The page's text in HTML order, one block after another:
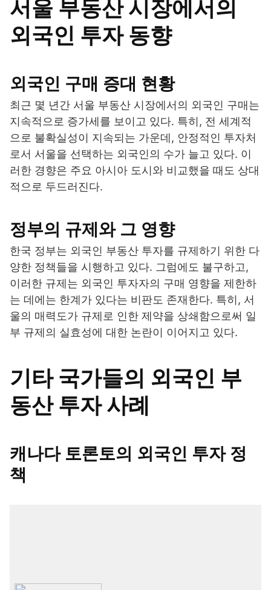
서울 부동산 시장에서의
외국인 투자 동향
외국인 구매 증대 현황
최근 몇 년간 서울 부동산 시장에서의 외국인 구매는
지속적으로 증가세를 보이고 있다. 특히, 전 세계적
으로 불확실성이 지속되는 가운데, 안정적인 투자처
로서 서울을 선택하는 외국인의 수가 늘고 있다. 이
러한 경향은 주요 아시아 도시와 비교했을 때도 상대
적으로 두드러진다.
정부의 규제와 그 영향
한국 정부는 외국인 부동산 투자를 규제하기 위한 다
양한 정책들을 시행하고 있다. 그럼에도 불구하고,
이러한 규제는 외국인 투자자의 구매 영향을 제한하
는 데에는 한계가 있다는 비판도 존재한다. 특히, 서
울의 매력도가 규제로 인한 제약을 상쇄함으로써 일
부 규제의 실효성에 대한 논란이 이어지고 있다.
기타 국가들의 외국인 부
동산 투자 사례
캐나다 토론토의 외국인 투자 정
책